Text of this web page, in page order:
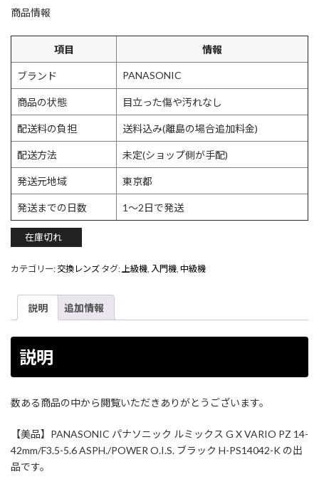
商品情報
項目 情報
ブランド PANASONIC
商品の状態 目立った傷や汚れなし
配送料の負担 送料込み(離島の場合追加料金)
配送方法 未定(ショップ側が手配)
発送元地域 東京都
発送までの日数 1〜2日で発送
在庫切れ
カテゴリー: 交換レンズ タグ:上級機, 入門機, 中級機
説明 追加情報
説明
数ある商品の中から閲覧いただきありがとうございます。
【美品】PANASONIC パナソニック ルミックス G X VARIO PZ 14-
42mm/F3.5-5.6 ASPH./POWER O.I.S. ブラック H-PS14042-K の出
品です。